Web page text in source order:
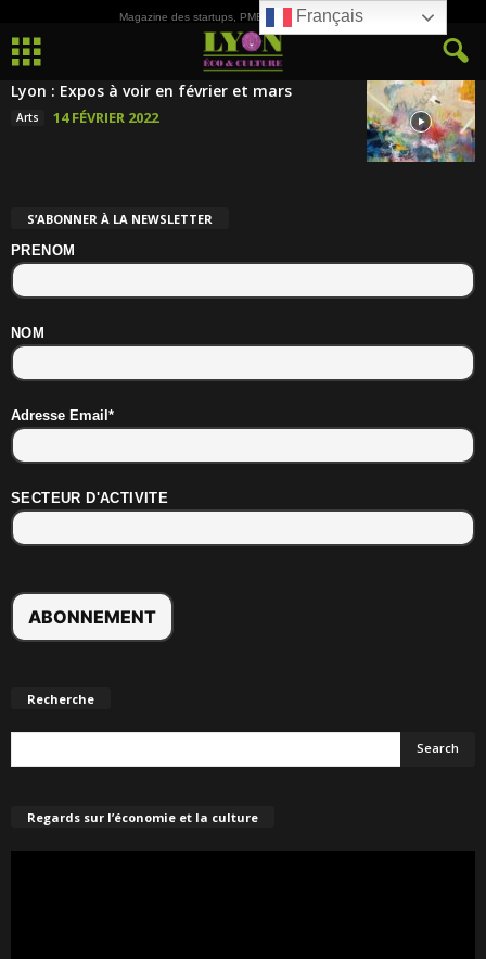
Magazine des startups, PME, ETI et de la Culture
Lyon : Expos à voir en février et mars
Arts 14 FÉVRIER 2022
S’ABONNER À LA NEWSLETTER
PRENOM
NOM
Adresse Email*
SECTEUR D'ACTIVITE
Recherche
Regards sur l’économie et la culture
Français